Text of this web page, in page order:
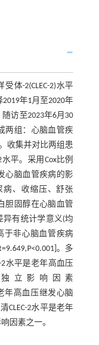
体-2(CLEC-2)水平
年1月至2020年
访至2023年6月30
两组：心脑血管疾
收集并对比两组患
平。采用Cox比例
心脑血管疾病的影
病、收缩压、舒张
胆固醇在心脑血管
有统计学意义(均
于非心脑血管疾病
。多
2水平是老年高血压
立影响因素
年高血压继发心脑
CLEC-2水平是老年
因素之一。